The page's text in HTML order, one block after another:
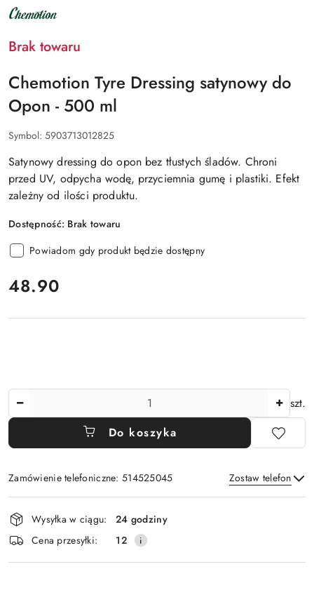
NAZWA
PRODUCENTA:
Brak towaru
Chemotion Tyre Dressing satynowy do
Opon - 500 ml
Symbol: 5903713012825
Satynowy dressing do opon bez tłustych śladów. Chroni
przed UV, odpycha wodę, przyciemnia gumę i plastiki. Efekt
zależny od ilości produktu.
Dostępność: Brak towaru
Powiadom gdy produkt będzie dostępny
cena:
48.90
szt.
Do koszyka
Zamówienie telefoniczne: 514525045 Zostaw telefon
Wyślij
Dostępność
i
dostawa
Wysyłka w ciągu:
24 godziny
Cena przesyłki:
12